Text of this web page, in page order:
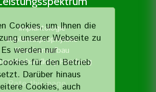
Cookies, um Ihnen die
unserer Webseite zu
werden nur
für den Betrieb
Darüber hinaus
Cookies, auch
Implantologie
Implantatprophylaxe
Knochenaufbau
Hamburg
Rate this page